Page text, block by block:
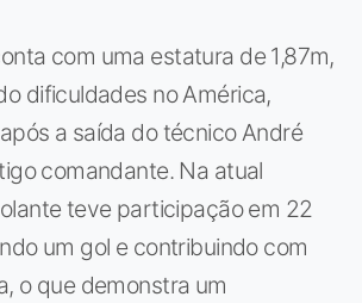
com uma estatura de 1,87m,
dificuldades no América,
a saída do técnico André
comandante. Na atual
teve participação em 22
um gol e contribuindo com
o que demonstra um